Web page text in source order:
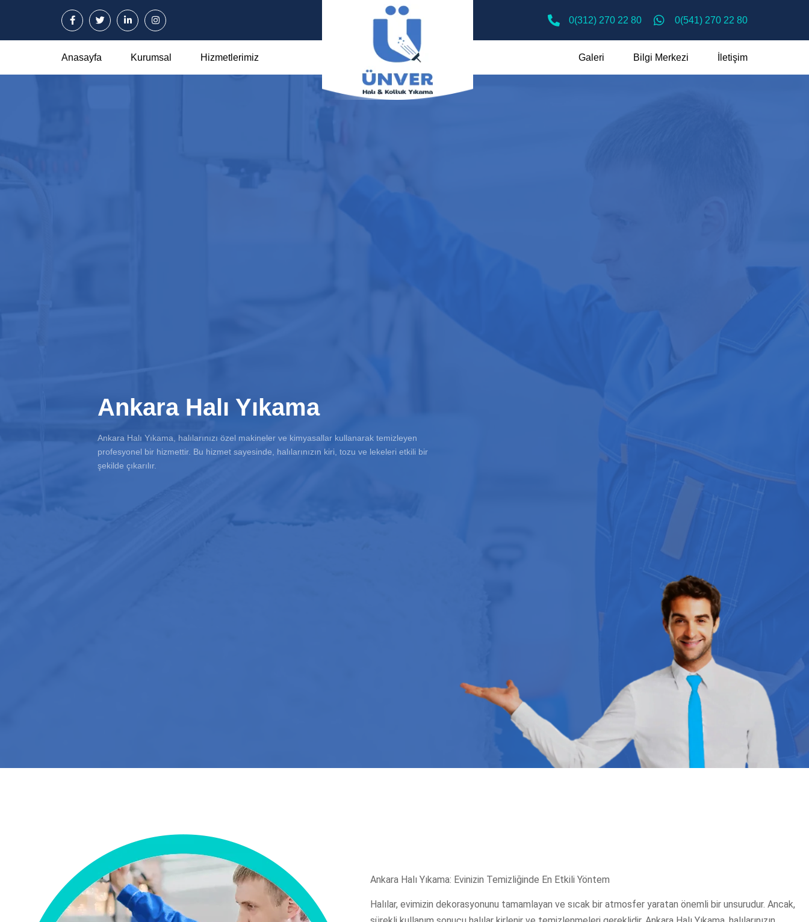
0(312) 270 22 80 0(541) 270 22 80
Anasayfa Kurumsal Hizmetlerimiz Galeri Bilgi Merkezi İletişim
Ankara Halı Yıkama
Ankara Halı Yıkama, halılarınızı özel makineler ve kimyasallar kullanarak temizleyen
profesyonel bir hizmettir. Bu hizmet sayesinde, halılarınızın kiri, tozu ve lekeleri etkili bir
şekilde çıkarılır.
Ankara Halı Yıkama: Evinizin Temizliğinde En Etkili Yöntem
Halılar, evimizin dekorasyonunu tamamlayan ve sıcak bir atmosfer yaratan önemli bir unsurudur. Ancak,